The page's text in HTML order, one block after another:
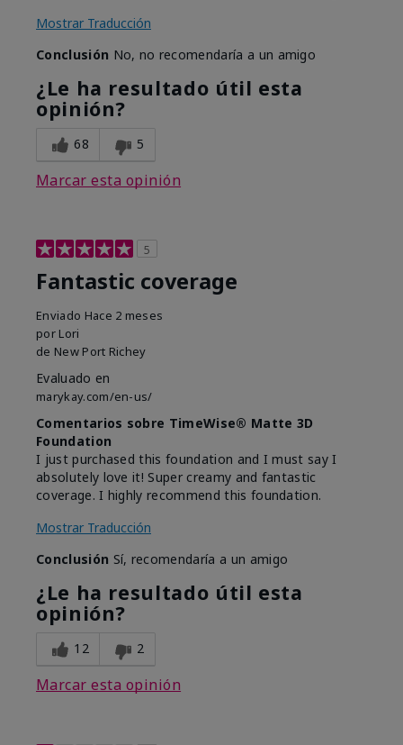
Mostrar Traducción
Conclusión No, no recomendaría a un amigo
¿Le ha resultado útil esta
opinión?
68 5
Marcar esta opinión
5
Fantastic coverage
Enviado Hace 2 meses
por Lori
de New Port Richey
Evaluado en
marykay.com/en-us/
Comentarios sobre TimeWise® Matte 3D
Foundation
I just purchased this foundation and I must say I
absolutely love it! Super creamy and fantastic
coverage. I highly recommend this foundation.
Mostrar Traducción
Conclusión Sí, recomendaría a un amigo
¿Le ha resultado útil esta
opinión?
12 2
Marcar esta opinión